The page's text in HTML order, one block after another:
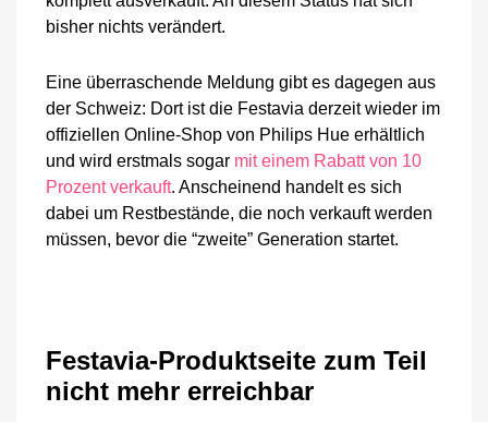
bisher nichts verändert.
Eine überraschende Meldung gibt es dagegen aus
der Schweiz: Dort ist die Festavia derzeit wieder im
offiziellen Online-Shop von Philips Hue erhältlich
und wird erstmals sogar mit einem Rabatt von 10
Prozent verkauft. Anscheinend handelt es sich
dabei um Restbestände, die noch verkauft werden
müssen, bevor die “zweite” Generation startet.
Festavia-Produktseite zum Teil
nicht mehr erreichbar